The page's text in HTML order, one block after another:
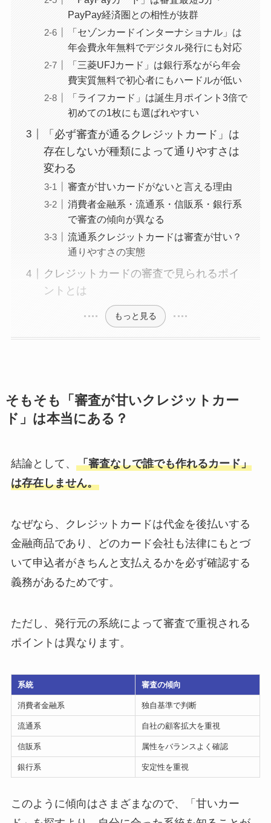
PayPay経済圏との相性が抜群
「セゾンカードインターナショナル」は
年会費永年無料でデジタル発行にも対応
「三菱UFJカード」は銀行系ながら年会
費実質無料で初心者にもハードルが低い
「ライフカード」は誕生月ポイント3倍で
初めての1枚にも選ばれやすい
「必ず審査が通るクレジットカード」は
存在しないが種類によって通りやすさは
変わる
審査が甘いカードがないと言える理由
消費者金融系・流通系・信販系・銀行系
で審査の傾向が異なる
流通系クレジットカードは審査が甘い？
通りやすさの実態
クレジットカードの審査で見られるポイ
ントとは
もっと見る
そもそも「審査が甘いクレジットカー
ド」は本当にある？
結論として、 「審査なしで誰でも作れるカード」
は存在しません。
なぜなら、クレジットカードは代金を後払いする
金融商品であり、どのカード会社も法律にもとづ
いて申込者がきちんと支払えるかを必ず確認する
義務があるためです。
ただし、発行元の系統によって審査で重視される
ポイントは異なります。
系統 審査の傾向
消費者金融系 独自基準で判断
流通系 自社の顧客拡大を重視
信販系 属性をバランスよく確認
銀行系 安定性を重視
このように傾向はさまざまなので、「甘いカー